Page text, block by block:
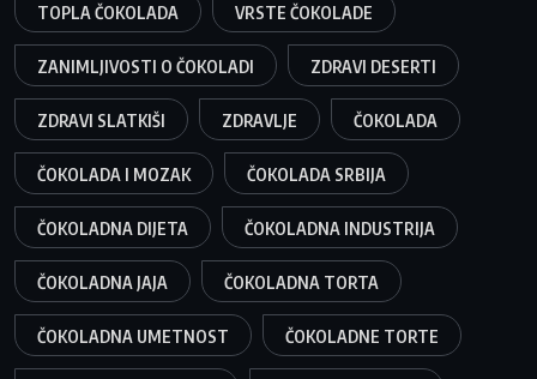
TOPLA ČOKOLADA VRSTE ČOKOLADE
ZANIMLJIVOSTI O ČOKOLADI ZDRAVI DESERTI
ZDRAVI SLATKIŠI ZDRAVLJE ČOKOLADA
ČOKOLADA I MOZAK ČOKOLADA SRBIJA
ČOKOLADNA DIJETA ČOKOLADNA INDUSTRIJA
ČOKOLADNA JAJA ČOKOLADNA TORTA
ČOKOLADNA UMETNOST ČOKOLADNE TORTE